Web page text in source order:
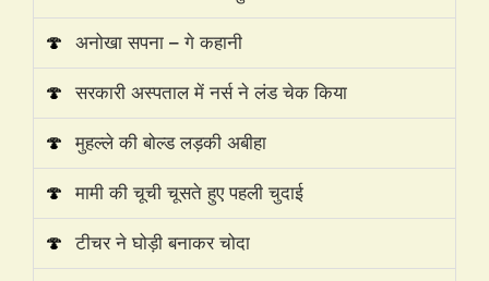
🍄 अनोखा सपना – गे कहानी
🍄 सरकारी अस्पताल में नर्स ने लंड चेक किया
🍄 मुहल्ले की बोल्ड लड़की अबीहा
🍄 मामी की चूची चूसते हुए पहली चुदाई
🍄 टीचर ने घोड़ी बनाकर चोदा